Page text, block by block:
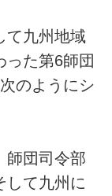
て九州地域
った第6師団
のようにシ
師団司令部
して九州に